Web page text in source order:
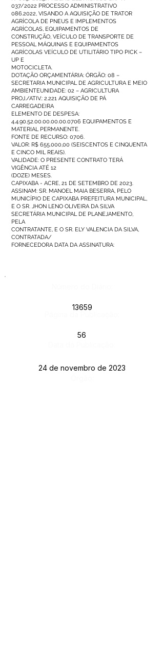
037/2022 PROCESSO ADMINISTRATIVO
086.2022, VISANDO A AQUISIÇÃO DE TRATOR
AGRÍCOLA DE PNEUS E IMPLEMENTOS
AGRÍCOLAS, EQUIPAMENTOS DE
CONSTRUÇÃO, VEÍCULO DE TRANSPORTE DE
PESSOAL MÁQUINAS E EQUIPAMENTOS
AGRÍCOLAS VEÍCULO DE UTILITÁRIO TIPO PICK –
UP E
MOTOCICLETA.
DOTAÇÃO ORÇAMENTÁRIA: ÓRGÃO: 08 –
SECRETARIA MUNICIPAL DE AGRICULTURA E MEIO
AMBIENTEUNIDADE: 02 – AGRICULTURA
PROJ./ATIV.: 2.221 AQUISIÇÃO DE PÁ
CARREGADEIRA
ELEMENTO DE DESPESA:
4.4.90.52.00.00.00.00.0706 EQUIPAMENTOS E
MATERIAL PERMANENTE.
FONTE DE RECURSO: 0706.
VALOR: R$ 655.000,00 (SEISCENTOS E CINQUENTA
E CINCO MIL REAIS).
VALIDADE: O PRESENTE CONTRATO TERÁ
VIGÊNCIA ATÉ 12
(DOZE) MESES.
CAPIXABA - ACRE, 21 DE SETEMBRO DE 2023.
ASSINAM: SR. MANOEL MAIA BESERRA, PELO
MUNICÍPIO DE CAPIXABA PREFEITURA MUNICIPAL,
E O SR. JHON LENO OLIVEIRA DA SILVA
SECRETÁRIA MUNICIPAL DE PLANEJAMENTO,
PELA
CONTRATANTE, E O SR. ELY VALENCIA DA SILVA,
CONTRATADA/
FORNECEDORA DATA DA ASSINATURA:
13659
56
24 de novembro de 2023